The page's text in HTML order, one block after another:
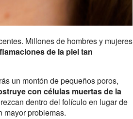
Millones de hombres y mujeres
de la piel tan
un montón de pequeños poros,
con células muertas de la
dentro del folículo en lugar de
mayor problemas.